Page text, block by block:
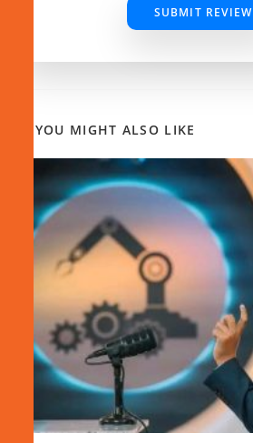
SUBMIT REVIEW
YOU MIGHT ALSO LIKE